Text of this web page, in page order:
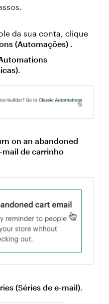
da sua conta, clique
(Automações) .
.
on an abandoned
de carrinho
(Séries de e-mail).